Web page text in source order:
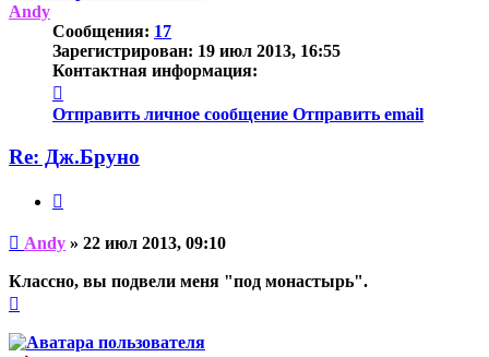
Andy
Сообщения: 17
Зарегистрирован: 19 июл 2013, 16:55
Контактная информация:
информация
пользователя
Andy
Отправить личное сообщение Отправить email
Re: Дж.Бруно
Непрочитанное
сообщение
Andy » 22 июл 2013, 09:10
Классно, вы подвели меня "под монастырь".
началу